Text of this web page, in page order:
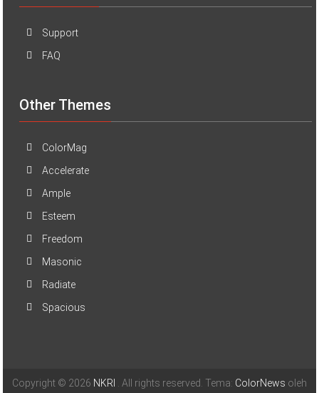
Support
FAQ
Other Themes
ColorMag
Accelerate
Ample
Esteem
Freedom
Masonic
Radiate
Spacious
Copyright © 2026 NKRI . All rights reserved. Tema: ColorNews oleh